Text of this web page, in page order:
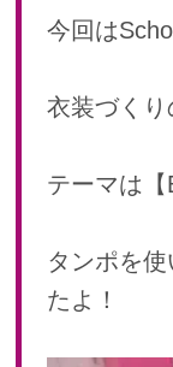
札幌東雁来保育園(
2024年 09月(19)
2024年 07月(22)
2024年 05月(21)
2024年 03月(20)
2024年 01月(20)
今回は
衣装づくり
テーマは【
タンポを
たよ！